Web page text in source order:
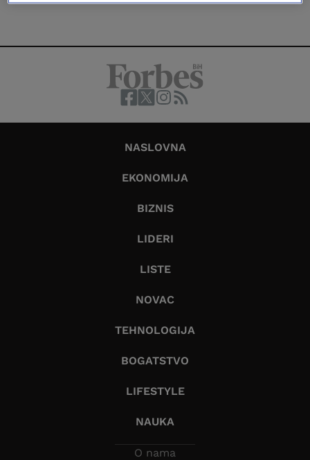
NASLOVNA
EKONOMIJA
BIZNIS
LIDERI
LISTE
NOVAC
TEHNOLOGIJA
BOGATSTVO
LIFESTYLE
NAUKA
O nama